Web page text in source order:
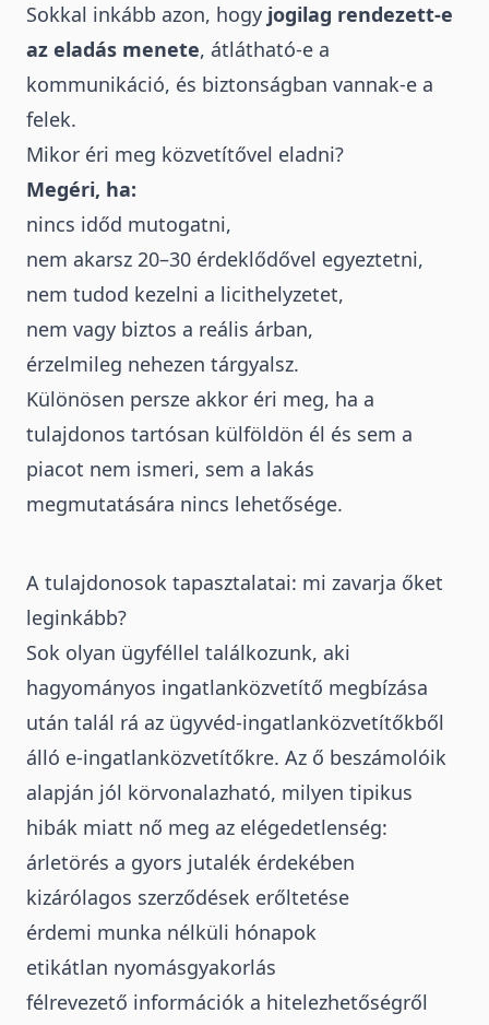
Sokkal inkább azon, hogy jogilag rendezett-e
az eladás menete, átlátható-e a
kommunikáció, és biztonságban vannak-e a
felek.
Mikor éri meg közvetítővel eladni?
Megéri, ha:
nincs időd mutogatni,
nem akarsz 20–30 érdeklődővel egyeztetni,
nem tudod kezelni a licithelyzetet,
nem vagy biztos a reális árban,
érzelmileg nehezen tárgyalsz.
Különösen persze akkor éri meg, ha a
tulajdonos tartósan külföldön él és sem a
piacot nem ismeri, sem a lakás
megmutatására nincs lehetősége.
A tulajdonosok tapasztalatai: mi zavarja őket
leginkább?
Sok olyan ügyféllel találkozunk, aki
hagyományos ingatlanközvetítő megbízása
után talál rá az ügyvéd-ingatlanközvetítőkből
álló e-ingatlanközvetítőkre. Az ő beszámolóik
alapján jól körvonalazható, milyen tipikus
hibák miatt nő meg az elégedetlenség:
árletörés a gyors jutalék érdekében
kizárólagos szerződések erőltetése
érdemi munka nélküli hónapok
etikátlan nyomásgyakorlás
félrevezető információk a hitelezhetőségről